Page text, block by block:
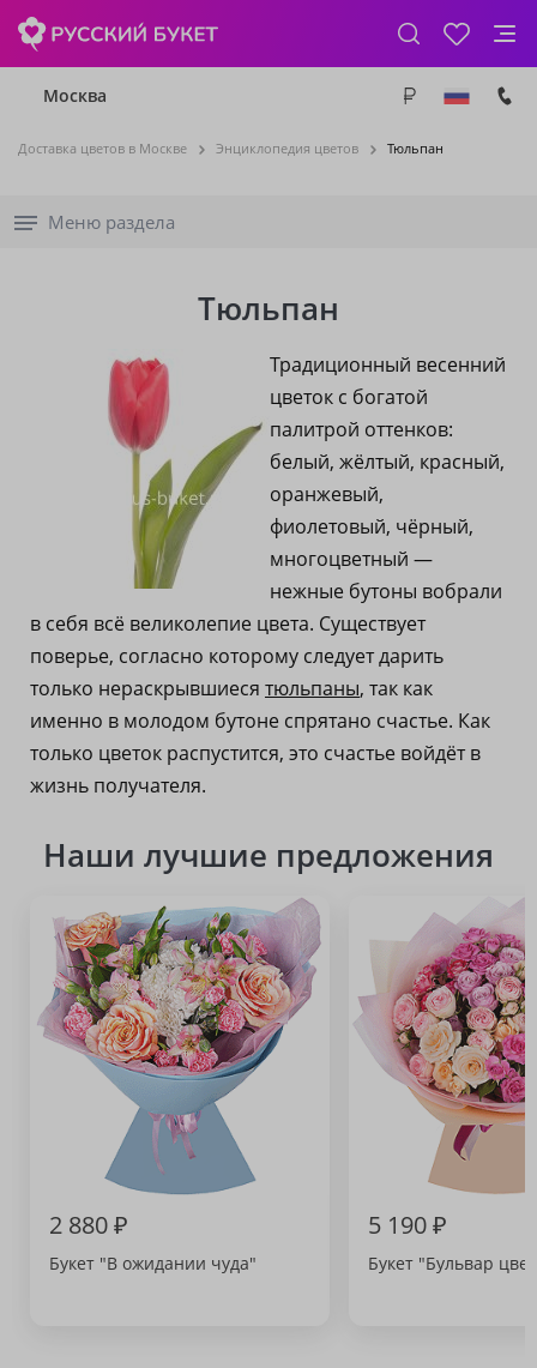
Москва
Доставка цветов в Москве Энциклопедия цветов Тюльпан
Меню раздела
Тюльпан
Традиционный весенний
цветок с богатой
палитрой оттенков:
белый, жёлтый, красный,
оранжевый,
фиолетовый, чёрный,
многоцветный —
нежные бутоны вобрали
в себя всё великолепие цвета. Существует
поверье, согласно которому следует дарить
только нераскрывшиеся тюльпаны, так как
именно в молодом бутоне спрятано счастье. Как
только цветок распустится, это счастье войдёт в
жизнь получателя.
Наши лучшие предложения
2 880 ₽
Букет "В ожидании чуда"
5 190 ₽
Букет "Бульвар